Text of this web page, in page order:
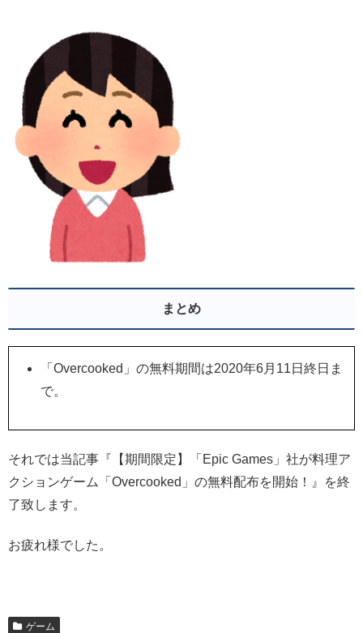
まとめ
「Overcooked」の無料期間は2020年6月11日終日ま
で。
それでは当記事『【期間限定】「Epic Games」社が料理ア
クションゲーム「Overcooked」の無料配布を開始！』を終
了致します。
お疲れ様でした。
ゲーム